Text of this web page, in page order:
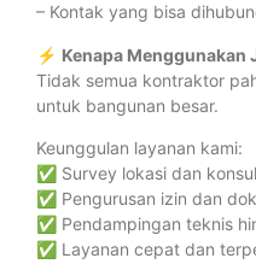
– Kontak yang bisa
⚡ Kenapa Menggunakan
Tidak semua kontraktor
untuk bangunan besar.
Keunggulan layanan kami:
✅ Survey lokasi dan
✅ Pengurusan izin dan
✅ Pendampingan teknis
✅ Layanan cepat dan